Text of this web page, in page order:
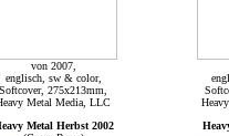
von 2007,
englisch, sw & color,
Softcover, 275x213mm,
Metal Media, LLC
Metal Herbst 2002